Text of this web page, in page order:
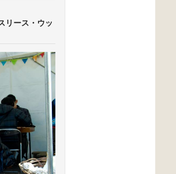
リース・ウッ